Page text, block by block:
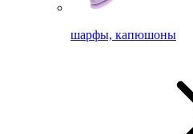
шарфы, капюшоны